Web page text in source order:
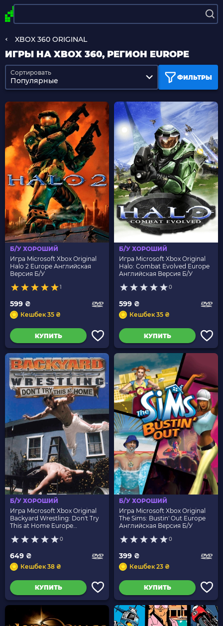
XBOX 360 ORIGINAL
ИГРЫ НА XBOX 360, РЕГИОН EUROPE
ФИЛЬТРЫ
Сортировать
Популярные
Б/У ХОРОШИЙ
Игра Microsoft Xbox Original
Halo 2 Europe Английская
Версия Б/У
1
599 ₴
Кешбек 35 ₴
КУПИТЬ
Б/У ХОРОШИЙ
Игра Microsoft Xbox Original
Halo: Combat Evolved Europe
Английская Версия Б/У
0
599 ₴
Кешбек 35 ₴
КУПИТЬ
Б/У ХОРОШИЙ
Игра Microsoft Xbox Original
Backyard Wrestling: Don't Try
This at Home Europe
0
649 ₴
Кешбек 38 ₴
КУПИТЬ
Б/У ХОРОШИЙ
Игра Microsoft Xbox Original
The Sims: Bustin' Out Europe
Английская Версия Б/У
0
399 ₴
Кешбек 23 ₴
КУПИТЬ